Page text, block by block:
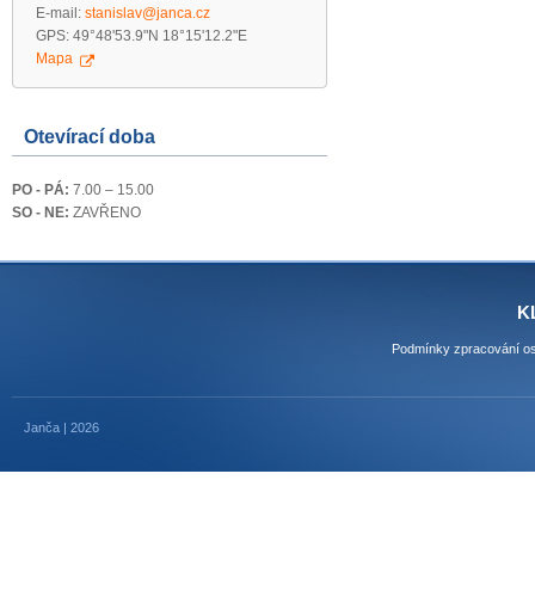
E-mail: stanislav@janca.cz
GPS: 49°48'53.9"N 18°15'12.2"E
Mapa
Otevírací doba
PO - PÁ: 7.00 – 15.00
SO - NE: ZAVŘENO
Podmínky zpracování
Janča | 2026